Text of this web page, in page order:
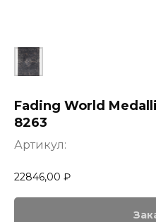
Fading World
8263
Артикул:
22846,00 ₽